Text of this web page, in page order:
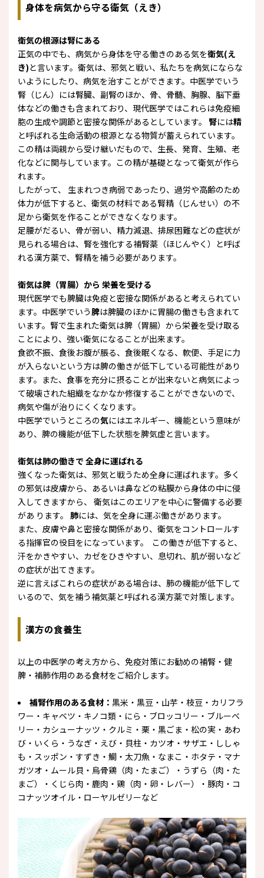
身体を病気から守る衛気（えき）
衛気の根源は腎にある
正気の中でも、病気から身体を守る働きのある気を衛気(え
き)と言います。衛気は、邪気と戦い、私たちを病気にならな
いようにしたり、病気を治すことができます。中医学でいう
腎（じん）には腎臓、副腎のほか、骨、骨髄、胸腺、脳下垂
体などの働きも含まれており、現代医学ではこれらは免疫細
胞の生成や調節と密接な関係があるとしています。
腎には精
と呼ばれる生命活動の根源となる物質が蓄えられています。
この精は両親から受け継いだもので、生長、発育、生殖、老
化などに関与しています。この精が基礎となって衛気が作ら
れます。
したがって、 生まれつき病弱であったり、過労や高齢のため
体力が低下すると、衛気の材料である腎精（じんせい）の不
足から衛気を作ることができなくなります。
足腰がだるい、骨が弱い、精力減退、排尿困難などの症状が
見られる場合は、腎を強化する補腎薬（ほじんやく）と呼ば
れる漢方薬で、腎精を補う必要があります。
衛気は脾（胃腸）から 栄養を受ける
現代医学でも脾臓は免疫と密接な関係があると考えられてい
ます。中医学でいう脾は脾臓のほかに胃腸の働きも含まれて
います。腎で生まれた衛気は脾（胃腸）から栄養を受け取る
ことにより、強い衛気になることが出来ます。
食欲不振、食後お腹が脹る、食後眠くなる、軟便、手足に力
が入らないという方は脾の働きが低下している可能性があり
ます。また、食事を充分に摂ることが出来ないと病気によっ
て破壊された組織をなかなか修復することができないので、
病気や傷が治りにくくなります。
中医学でいうところの気にはエネルギー、機能という意味が
あり、脾の機能が低下した状態を脾気虚と言います。
衛気は肺の働きで 全身に運ばれる
強くなった衛気は、邪気と戦うため全身に運ばれます。多く
の邪気は皮膚から、あるいは鼻などの粘膜から身体の中に侵
入してきますから、 衛気はこのエリアを中心に警備する必要
があ ります。 肺には、気を全身に運ぶ働きがあります。
また、皮膚や鼻と密接な関係があり、衛気をコントロールす
る指揮官の役目をになっています。 この働きが低下すると、
汗をかきやすい、カゼをひきやすい、息切れ、肌が弱いなど
の症状が出てきます。
逆に言えばこれらの症状がある場合は、肺の機能が低下して
いるので、気を補う補気薬と呼ばれる漢方薬で対策します。
漢方の食養生
以上の中医学の考え方から、免疫対策にお勧めの補腎・健
脾・補肺作用のある食材をご紹介します。
補腎作用のある食材： 黒米・黒豆・山芋・枝豆・カリフラ
ワー・キャベツ・キノコ類・にら・ブロッコリー・ブルーベ
リー・カシューナッツ・クルミ・栗・黒ごま・松の実・あわ
び・いくら・うなぎ・えび・貝柱・カツオ・サザエ・ししゃ
も・スッポン・すずき・鯛・太刀魚・なまこ・ホタテ・マナ
ガツオ・ムール貝・烏骨鶏（肉・たまご）・うずら（肉・た
まご）・くじら肉・鹿肉・鶏（肉・卵・レバー）・豚肉・コ
コナッツオイル・ローヤルゼリーなど